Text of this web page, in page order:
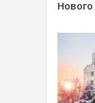
Нового